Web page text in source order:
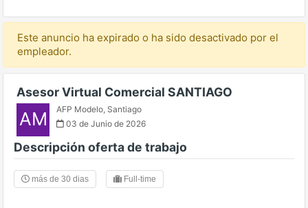
Este anuncio ha expirado o ha sido desactivado por el
empleador.
Asesor Virtual Comercial SANTIAGO
AM AFP Modelo, Santiago
03 de Junio de 2026
Descripción oferta de trabajo
más de 30 dias Full-time